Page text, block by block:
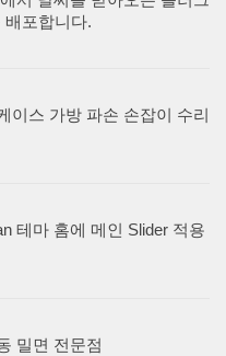
배포합니다.
이스 가방 파손 손잡이 수리
테마 홈에 메인 Slider 적용
밀면 전문점